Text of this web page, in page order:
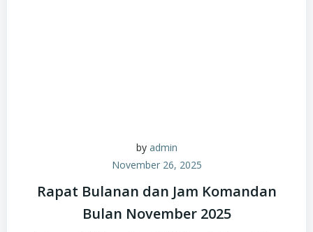
by admin
November 26, 2025
Rapat Bulanan dan Jam Komandan
Bulan November 2025